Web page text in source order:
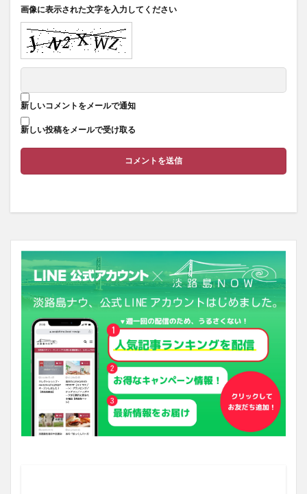
画像に表示された文字を入力してください
新しいコメントをメールで通知
新しい投稿をメールで受け取る